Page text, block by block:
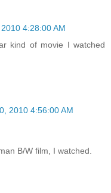
4:28:00 AM
kind of movie I watched
2010 4:56:00 AM
B/W film, I watched.